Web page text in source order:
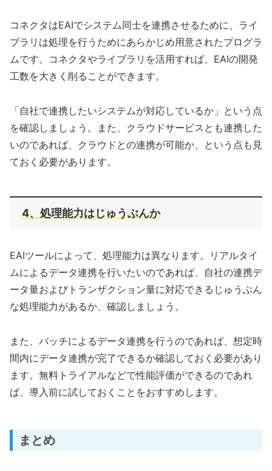
コネクタはEAIでシステム同士を連携させるために、ライ
ブラリは処理を行うためにあらかじめ用意されたプログラ
ムです。コネクタやライブラリを活用すれば、EAIの開発
工数を大きく削ることができます。
「自社で連携したいシステムが対応しているか」という点
を確認しましょう。また、クラウドサービスとも連携した
いのであれば、クラウドとの連携が可能か、という点も見
ておく必要があります。
4、処理能力はじゅうぶんか
EAIツールによって、処理能力は異なります。リアルタイ
ムによるデータ連携を行いたいのであれば、自社の連携デ
ータ量およびトランザクション量に対応できるじゅうぶん
な処理能力があるか、確認しましょう。
また、バッチによるデータ連携を行うのであれば、想定時
間内にデータ連携が完了できるか確認しておく必要があり
ます。無料トライアルなどで性能評価ができるのであれ
ば、導入前に試しておくことをおすすめします。
まとめ